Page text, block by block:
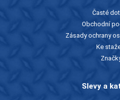
Časté
Obchodní
Zásady ochrany
Ke
Slevy a